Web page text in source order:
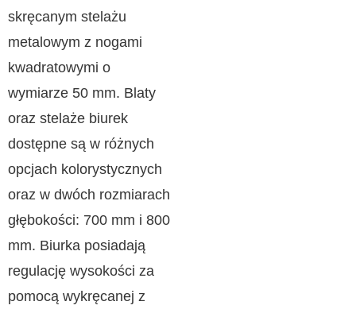
skręcanym stelażu
metalowym z nogami
kwadratowymi o
wymiarze 50 mm. Blaty
oraz stelaże biurek
dostępne są w różnych
opcjach kolorystycznych
oraz w dwóch rozmiarach
głębokości: 700 mm i 800
mm. Biurka posiadają
regulację wysokości za
pomocą wykręcanej z